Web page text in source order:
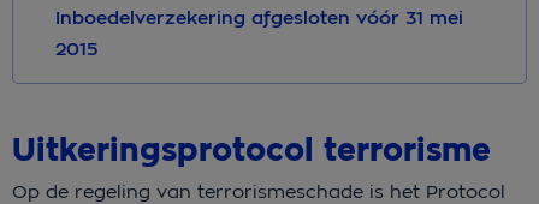
Inboedelverzekering afgesloten vóór 31 mei
2015
Uitkeringsprotocol terrorisme
Op de regeling van terrorismeschade is het Protocol